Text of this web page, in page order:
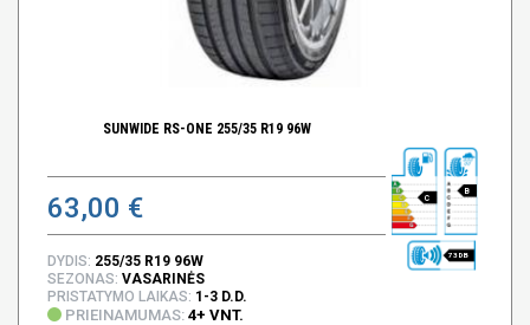
SUNWIDE RS-ONE 255/35 R19 96W
63,00 € C
B
73 DB
DYDIS: 255/35 R19 96W
SEZONAS: VASARINĖS
PRISTATYMO LAIKAS: 1-3 D.D.
PRIEINAMUMAS: 4+ VNT.